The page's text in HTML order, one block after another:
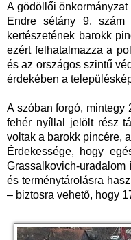
A gödöllői
Endre sétány 9. szám
kertészetének barokk
ezért felhatalmazza a
és az országos szintű
érdekében a
A szóban forgó, mintegy
fehér nyíllal jelölt rész
voltak a barokk pincére,
Érdekessége, hogy
Grassalkovich-
és terménytárolásra
– biztosra vehető, hogy